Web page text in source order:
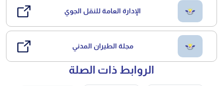
الإدارة العامة للنقل الجوي
مجلة الطيران المدني
الروابط ذات الصلة